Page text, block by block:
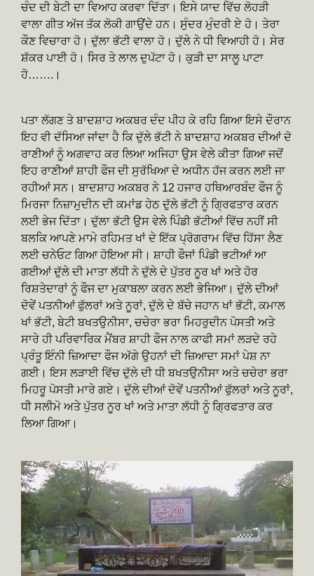
ਚੰਦ ਦੀ ਬੇਟੀ ਦਾ ਵਿਆਹ ਕਰਵਾ ਦਿੱਤਾ। ਇਸੇ ਯਾਦ ਵਿੱਚ ਲੋਹੜੀ
ਵਾਲਾ ਗੀਤ ਅੱਜ ਤੱਕ ਲੋਕੀ ਗਾਉਂਦੇ ਹਨ। ਸੁੰਦਰ ਮੁੰਦਰੀ ਏ ਹੋ। ਤੇਰਾ
ਕੌਣ ਵਿਚਾਰਾ ਹੋ। ਦੁੱਲਾ ਭੱਟੀ ਵਾਲਾ ਹੋ। ਦੁੱਲੇ ਨੇ ਧੀ ਵਿਆਹੀ ਹੋ। ਸੇਰ
ਸ਼ੱਕਰ ਪਾਈ ਹੋ। ਸਿਰ ਤੇ ਲਾਲ ਦੁਪੱਟਾ ਹੋ। ਕੁੜੀ ਦਾ ਸਾਲੂ ਪਾਟਾ
ਹੋ…….।
ਪਤਾ ਲੱਗਣ ਤੇ ਬਾਦਸ਼ਾਹ ਅਕਬਰ ਦੰਦ ਪੀਹ ਕੇ ਰਹਿ ਗਿਆ ਇਸੇ ਦੌਰਾਨ
ਇਹ ਵੀ ਦੱਸਿਆ ਜਾਂਦਾ ਹੈ ਕਿ ਦੁੱਲੇ ਭੱਟੀ ਨੇ ਬਾਦਸ਼ਾਹ ਅਕਬਰ ਦੀਆਂ ਦੋ
ਰਾਣੀਆਂ ਨੂੰ ਅਗਵਾਹ ਕਰ ਲਿਆ ਅਜਿਹਾ ਉਸ ਵੇਲੇ ਕੀਤਾ ਗਿਆ ਜਦੋਂ
ਇਹ ਰਾਣੀਆਂ ਸ਼ਾਹੀ ਫੌਜ ਦੀ ਸੁਰੱਖਿਆ ਦੇ ਅਧੀਨ ਹੱਜ ਕਰਨ ਲਈ ਜਾ
ਰਹੀਆਂ ਸਨ। ਬਾਦਸ਼ਾਹ ਅਕਬਰ ਨੇ 12 ਹਜਾਰ ਹਥਿਆਰਬੰਦ ਫੌਜ ਨੂੰ
ਮਿਰਜਾ ਨਿਜ਼ਾਮੁਦੀਨ ਦੀ ਕਮਾਂਡ ਹੇਠ ਦੁੱਲੇ ਭੱਟੀ ਨੂੰ ਗ੍ਰਿਫਤਾਰ ਕਰਨ
ਲਈ ਭੇਜ ਦਿੱਤਾ। ਦੁੱਲਾ ਭੱਟੀ ਉਸ ਵੇਲੇ ਪਿੰਡੀ ਭੱਟੀਆਂ ਵਿੱਚ ਨਹੀਂ ਸੀ
ਬਲਕਿ ਆਪਣੇ ਮਾਮੇ ਰਹਿਮਤ ਖਾਂ ਦੇ ਇੱਕ ਪ੍ਰੋਗਰਾਮ ਵਿੱਚ ਹਿੱਸਾ ਲੈਣ
ਲਈ ਚਨੇਓਟ ਗਿਆ ਹੋਇਆ ਸੀ। ਸ਼ਾਹੀ ਫੌਜਾਂ ਪਿੰਡੀ ਭਟੀਆਂ ਆ
ਗਈਆਂ ਦੁੱਲੇ ਦੀ ਮਾਤਾ ਲੱਧੀ ਨੇ ਦੁੱਲੇ ਦੇ ਪੁੱਤਰ ਨੂਰ ਖਾਂ ਅਤੇ ਹੋਰ
ਰਿਸ਼ਤੇਦਾਰਾਂ ਨੂੰ ਫੌਜ ਦਾ ਮੁਕਾਬਲਾ ਕਰਨ ਲਈ ਭੇਜਿਆ। ਦੁੱਲੇ ਦੀਆਂ
ਦੋਵੇਂ ਪਤਨੀਆਂ ਫੁੱਲਰਾਂ ਅਤੇ ਨੂਰਾਂ, ਦੁੱਲੇ ਦੇ ਬੱਚੇ ਜਹਾਨ ਖਾਂ ਭੱਟੀ, ਕਮਾਲ
ਖਾਂ ਭੱਟੀ, ਬੇਟੀ ਬਖਤਉਨੀਸਾ, ਚਚੇਰਾ ਭਰਾ ਮਿਹਰੁਦੀਨ ਪੋਸਤੀ ਅਤੇ
ਸਾਰੇ ਹੀ ਪਰਿਵਾਰਿਕ ਮੈਂਬਰ ਸ਼ਾਹੀ ਫੌਜ ਨਾਲ ਕਾਫੀ ਸਮਾਂ ਲੜਦੇ ਰਹੇ
ਪ੍ਰੰਤੂ ਇੰਨੀ ਜ਼ਿਆਦਾ ਫੌਜ ਅੱਗੇ ਉਹਨਾਂ ਦੀ ਜ਼ਿਆਦਾ ਸਮਾਂ ਪੇਸ਼ ਨਾ
ਗਈ। ਇਸ ਲੜਾਈ ਵਿੱਚ ਦੁੱਲੇ ਦੀ ਧੀ ਬਖਤਉਨੀਸਾ ਅਤੇ ਚਚੇਰਾ ਭਰਾ
ਮਿਹਰੂ ਪੋਸਤੀ ਮਾਰੇ ਗਏ। ਦੁੱਲੇ ਦੀਆਂ ਦੋਵੇਂ ਪਤਨੀਆਂ ਫੁੱਲਰਾਂ ਅਤੇ ਨੂਰਾਂ,
ਧੀ ਸਲੀਮੋ ਅਤੇ ਪੁੱਤਰ ਨੂਰ ਖਾਂ ਅਤੇ ਮਾਤਾ ਲੱਧੀ ਨੂੰ ਗ੍ਰਿਫਤਾਰ ਕਰ
ਲਿਆ ਗਿਆ।